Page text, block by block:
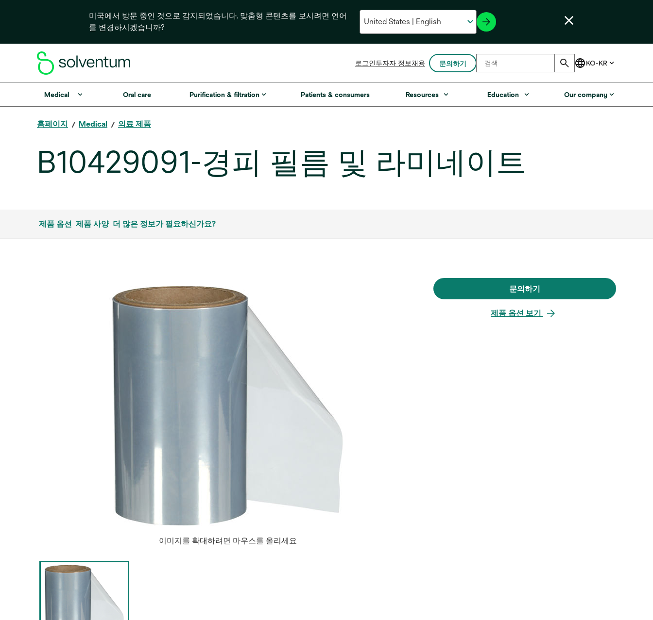
미국에서 방문 중인 것으로 감지되었습니다. 맞춤형 콘텐츠를 보시려면 언어
를 변경하시겠습니까?
로그인투자자 정보새
에
서
채용 문의하기
Medical Oral care Purification & filtration Patients & consumers Resources Education Our company
홈페이지 Medical 의료 제품
B10429091-경피 필름 및 라미네이트
제품 옵션 제품 사양 더 많은 정보가 필요하신가요?
이미지를 확대하려면 마우스를 올리세요
문의하기
새
에
제품 옵션 보기